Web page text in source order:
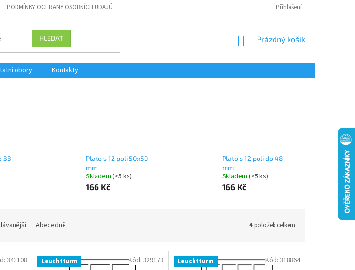
PODMÍNKY OCHRANY OSOBNÍCH ÚDAJŮ Přihlášení
HLEDAT
NÁKUPNÍ
Prázdný košík
obory
Kontakty
33
Plato s 12 poli 50x50
mm
Skladem (>5 ks)
166 Kč
Plato s 12 poli do 48
mm
Skladem (>5 ks)
166 Kč
Abecedně 4položek celkem
343108 Leuchtturm Kód: 329178 Leuchtturm Kód: 318864